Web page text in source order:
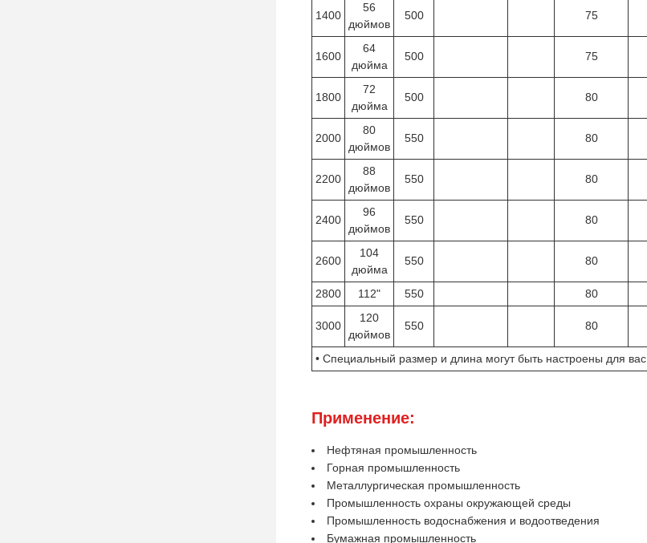
1400
56
дюймов
500 75
1600
64
дюйма
500 75
1800
72
дюйма
500 80
2000
80
дюймов
550 80
2200
88
дюймов
550 80
2400
96
дюймов
550 80
2600
104
дюйма
550 80
2800 112" 550 80
3000
120
дюймов
550 80
• Специальный размер и длина могут быть настроены для вас.
Применение:
Нефтяная промышленность
Горная промышленность
Металлургическая промышленность
Промышленность охраны окружающей среды
Промышленность водоснабжения и водоотведения
Бумажная промышленность